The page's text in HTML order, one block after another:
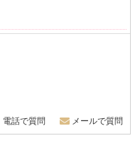
電話で質問 メールで質問